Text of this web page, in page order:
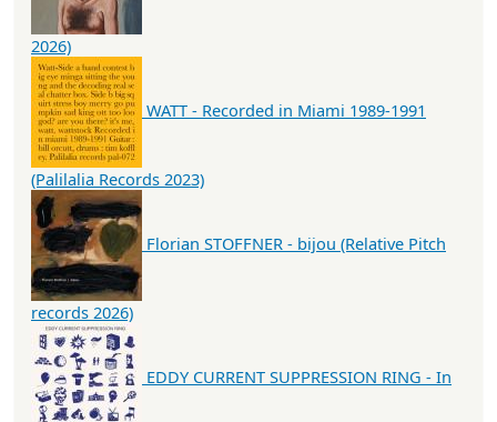
2026)
WATT - Recorded in Miami 1989-1991
(Palilalia Records 2023)
Florian STOFFNER - bijou (Relative Pitch
records 2026)
EDDY CURRENT SUPPRESSION RING - In